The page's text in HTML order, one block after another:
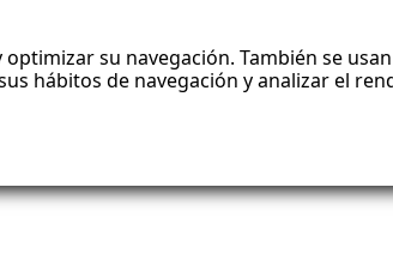
su navegación. También se
hábitos de navegación y analizar el